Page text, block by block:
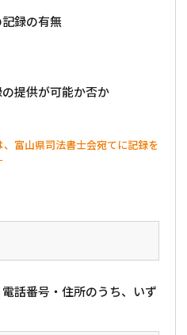
録の有無
提供が可能か否か
富山県司法書士会宛てに記録を
話番号・住所のうち、いず